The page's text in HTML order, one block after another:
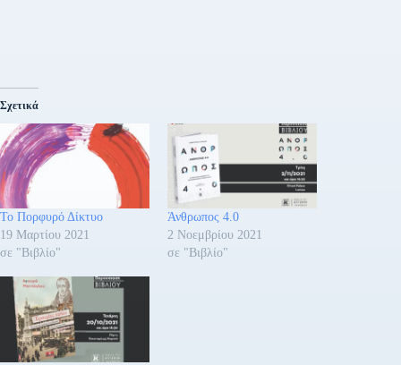
Σχετικά
Το Πορφυρό Δίκτυο
19 Μαρτίου 2021
σε "Βιβλίο"
Άνθρωπος 4.0
2 Νοεμβρίου 2021
σε "Βιβλίο"